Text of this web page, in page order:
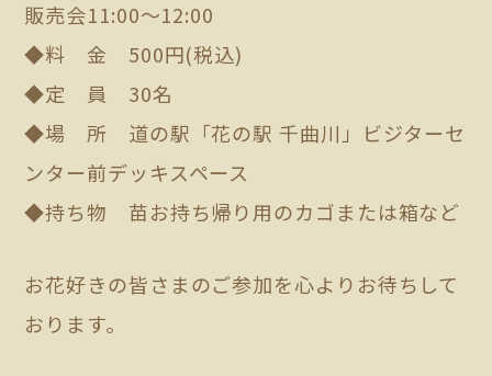
販売会11:00～12:00
◆料 金 500円(税込)
◆定 員 30名
◆場 所 道の駅「花の駅 千曲川」ビジターセ
ンター前デッキスペース
◆持ち物 苗お持ち帰り用のカゴまたは箱など
お花好きの皆さまのご参加を心よりお待ちして
おります。